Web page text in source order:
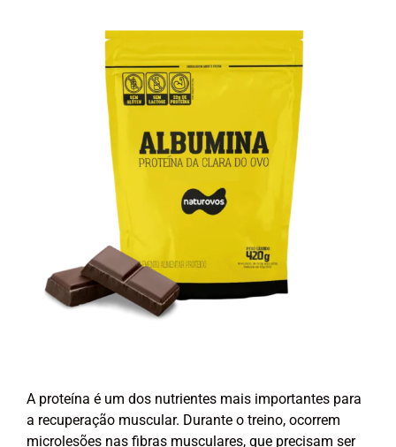
A proteína é um dos nutrientes mais importantes para
a recuperação muscular. Durante o treino, ocorrem
microlesões nas fibras musculares, que precisam ser